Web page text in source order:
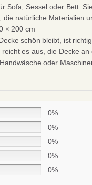
Sei schlau
Abonnieren
Nein danke
Sofa, Sessel oder Bett.
die natürliche Materialien
× 200 cm
schön bleibt, ist
reicht es aus, die Decke
Handwäsche oder
0%
0%
0%
0%
0%